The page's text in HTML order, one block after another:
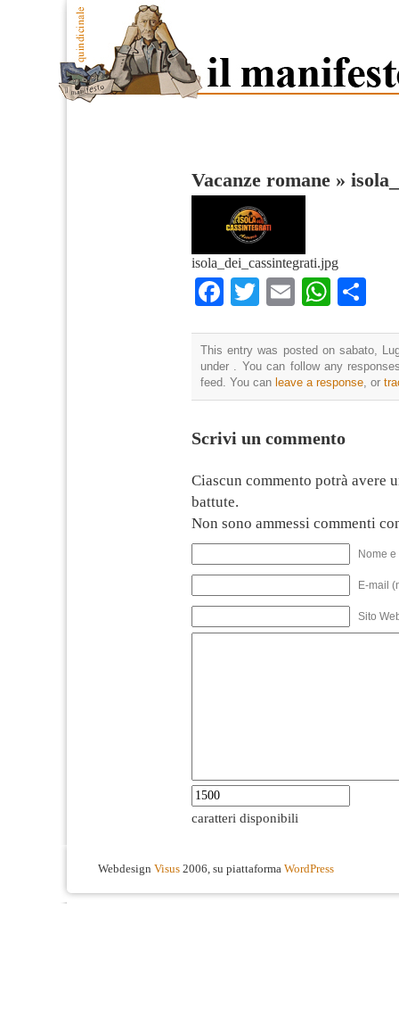
Vacanze romane »
isola_dei_cassintegrati.jpg
Facebook
TwitterEmail
This entry was posted on sabato,
under . You can follow any
feed. You can leave a response, or
Scrivi un commento
Ciascun commento potrà avere
battute.
Non sono ammessi commenti
Nome
E-mail
Sito
caratteri disponibili
Webdesign Visus 2006, su piattaforma WordPress